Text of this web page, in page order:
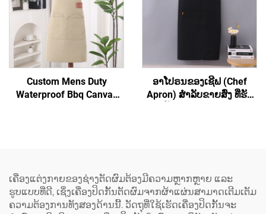
ເຮັດຈາກຜ້າກະເປົາ
Custom Mens Duty
Waterproof Bbq Canvas
ອາໂປຣນຂອງເຊີຟ (Chef
Apron) ສຳລັບຂາຍສົ່ງ ທີ່ຮັບ
(Extended) ປະກອບດ້ວຍຜ້າ
ແຜ່ນ (Canvas) ສີເຂັ້ມ ເຊັ່ນ:
ເຄື່ອງແຕ່ງກາຍຂອງຊ່າງຕັດຜົມຕ້ອງມີຄວາມຫຼາກຫຼາຍ ແລະ
ຮູບແບບທີ່ດີ, ເຊິ່ງເຄື່ອງປິດກັ້ນຕັດຜົມຈາກຜ້າແຜ່ນສາມາດເຕີມເຕັມ
ຄວາມຕ້ອງການທັງສອງດ້ານນີ້. ວັດຖຸທີ່ໃຊ້ເຮັດເຄື່ອງປິດກັ້ນຈະ